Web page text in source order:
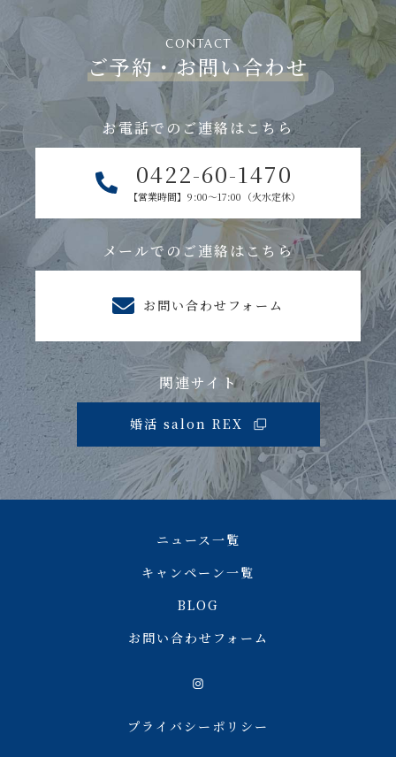
CONTACT
ご予約・お問い合わせ
お電話でのご連絡はこちら
0422-60-1470
【営業時間】9:00～17:00（火水定休）
メールでのご連絡はこちら
お問い合わせフォーム
関連サイト
婚活 salon REX
ニュース一覧
キャンペーン一覧
BLOG
お問い合わせフォーム
プライバシーポリシー